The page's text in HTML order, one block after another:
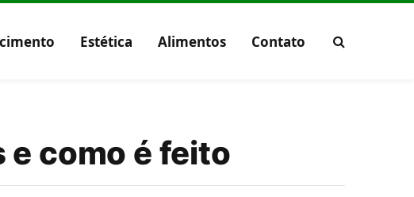
Estética Alimentos Contato
e como é feito